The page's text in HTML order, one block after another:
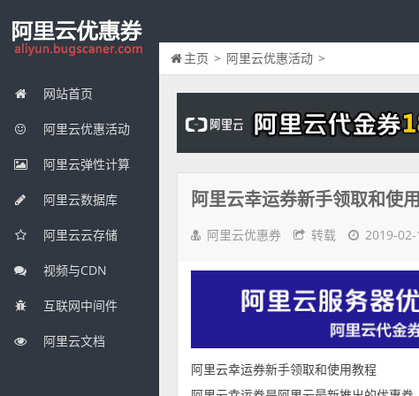
网站首页
阿里云优惠活动
阿里云弹性计算
阿里云数据库
阿里云云存储
视频与CDN
互联网中间件
阿里云文档
主页 > 阿里云优惠活动 >
阿里云幸运券新手领取和使
阿里云优惠券 转载 2019-
阿里云幸运券新手领取和使用教程